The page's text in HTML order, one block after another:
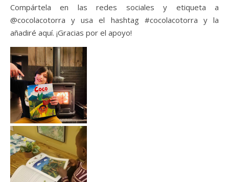
Compártela en las redes sociales y etiqueta a
@cocolacotorra y usa el hashtag #cocolacotorra y la
añadiré aquí. ¡Gracias por el apoyo!